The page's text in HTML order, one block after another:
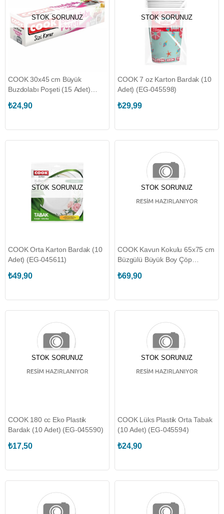
STOK SORUNUZ
COOK 30x45 cm Büyük
Buzdolabı Poşeti (15 Adet)
₺24,90
STOK SORUNUZ
COOK 7 oz Karton Bardak (10
Adet) (EG-045598)
₺29,99
STOK SORUNUZ
COOK Orta Karton Bardak (10
Adet) (EG-045611)
₺49,90
STOK SORUNUZ
COOK Kavun Kokulu 65x75 cm
Büzgülü Büyük Boy Çöp
₺69,90
STOK SORUNUZ
COOK 180 cc Eko Plastik
Bardak (10 Adet) (EG-045590)
₺17,50
STOK SORUNUZ
COOK Lüks Plastik Orta Tabak
(10 Adet) (EG-045594)
₺24,90